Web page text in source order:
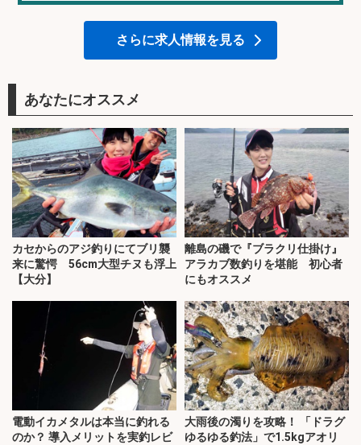
さらに求人情報を見る
あなたにオススメ
カセからのアジ釣りにてブリ襲
来に驚愕 56cm大型チヌも浮上
【大分】
離島の磯で『ブラクリ仕掛け』
アラカブ数釣りを堪能 初心者
にもオススメ
電動イカメタルは本当に釣れる
のか？ 導入メリットを実釣レビ
大雨後の濁りを攻略！ 「ドラグ
ゆるゆる釣法」で1.5kgアオリ